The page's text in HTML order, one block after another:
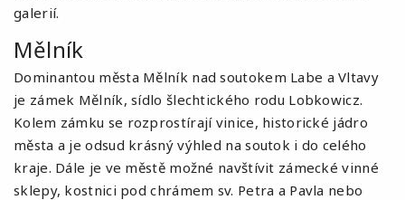
galerií.
Mělník
Dominantou města Mělník nad soutokem Labe a Vltavy
je zámek Mělník, sídlo šlechtického rodu Lobkowicz.
Kolem zámku se rozprostírají vinice, historické jádro
města a je odsud krásný výhled na soutok i do celého
kraje. Dále je ve městě možné navštívit zámecké vinné
sklepy, kostnici pod chrámem sv. Petra a Pavla nebo